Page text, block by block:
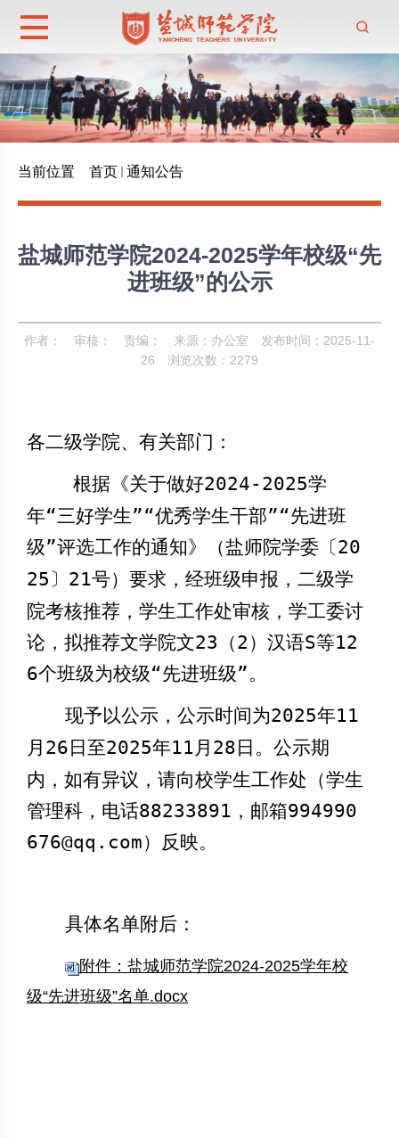
当前位置 首页 通知公告
盐城师范学院2024-2025学年校级“先
进班级”的公示
作者： 审核： 责编： 来源：办公室
发布时间：2025-11-
26
浏览次数： 2279
各二级学院、 有关部门 ：
根据《关于做好2024-2025学
年“三好学生”“优秀学生干部”“先进班
级”评选工作的通知》（盐师院学委〔20
25 〕 21号）要求， 经班级申报，二级学
院考核推荐，学生工作处审核，学工委讨
论，拟推荐文学院文23 （2 ）汉语S等12
6个班级为校级“先进班级”。
现予以公示，公示时间为2025年11
月 26 日至2025年11月 28 日。公示期
内，如有异议，请向校学生工作处（学生
管理科，电话88233891 ，邮箱994990
676@qq.com）反映。
具体名单附后：
附件：盐城师范学院2024-2025学年校
级“先进班级”名单.docx